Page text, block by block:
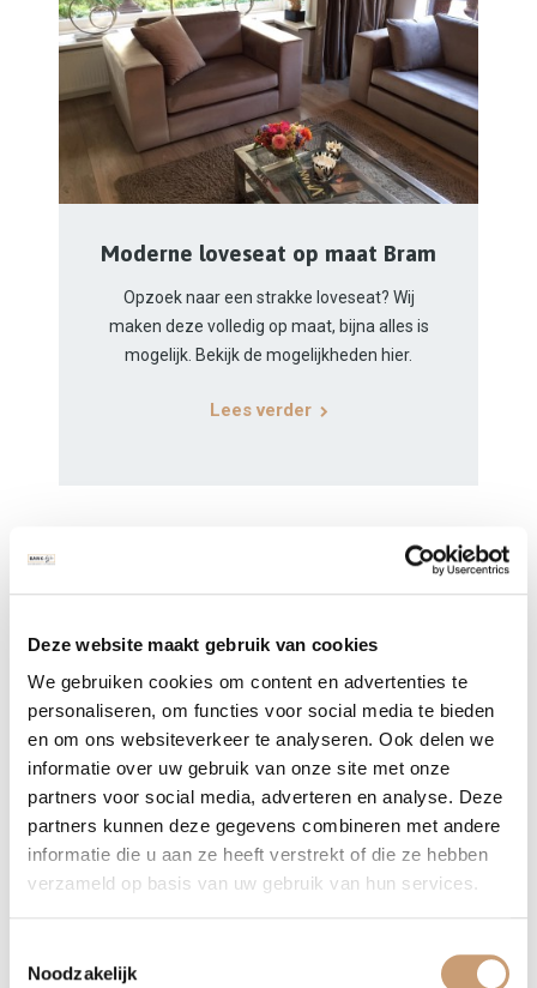
Deze website maakt gebruik van cookies
We gebruiken cookies om content en advertenties te
personaliseren, om functies voor social media te bieden
en om ons websiteverkeer te analyseren. Ook delen we
informatie over uw gebruik van onze site met onze
partners voor social media, adverteren en analyse. Deze
partners kunnen deze gegevens combineren met andere
informatie die u aan ze heeft verstrekt of die ze hebben
verzameld op basis van uw gebruik van hun services.
Noodzakelijk
Moderne loveseat op maat Bram
Opzoek naar een strakke loveseat? Wij
maken deze volledig op maat, bijna alles is
mogelijk. Bekijk de mogelijkheden hier.
Lees verder
Onze collectie
goed. Wij maken al onze meubels volledig op maat. Uw wens is
collectie, welke u naar wens aan kunt passen. Breedte, hoogte,
diepte, maar ook de vullingen en de stof kiest u helemaal zelf.
Uiteraard staan wij u graag te woord om te helpen bij deze
keuzes. U kunt bij ons ook terecht voor
buitenbanken,fauteuils,eetkamerstoelen,eetkamerbanken,
barstoelen,tafelsenmeer !